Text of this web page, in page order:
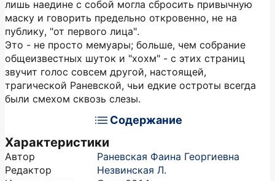
лишь наедине с собой могла сбросить привычную
маску и говорить предельно откровенно, не на
публику, "от первого лица".
Это - не просто мемуары; больше, чем собрание
общеизвестных шуток и "хохм" - с этих страниц
звучит голос совсем другой, настоящей,
трагической Раневской, чьи едкие остроты всегда
были смехом сквозь слезы.
Содержание
Характеристики
Автор
Раневская Фаина Георгиевна
Редактор
Незвинская Л.